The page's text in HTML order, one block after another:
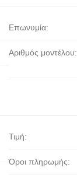
Επωνυμία:
Αριθμός μοντέλου:
Τιμή:
Όροι πληρωμής: